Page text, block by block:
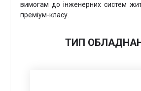
вимогам до інженерних систем
преміум-класу.
ТИП